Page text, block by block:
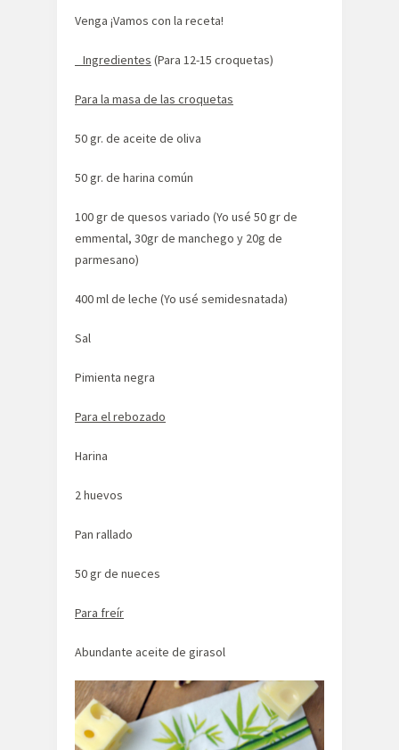
Venga ¡Vamos con la receta!
Ingredientes (Para 12-15 croquetas)
Para la masa de las croquetas
50 gr. de aceite de oliva
50 gr. de harina común
100 gr de quesos variado (Yo usé 50 gr de
emmental, 30gr de manchego y 20g de
parmesano)
400 ml de leche (Yo usé semidesnatada)
Sal
Pimienta negra
Para el rebozado
Harina
2 huevos
Pan rallado
50 gr de nueces
Para freír
Abundante aceite de girasol